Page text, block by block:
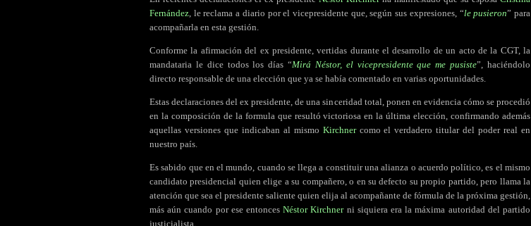
Fernández, le reclama a diario por el vicepresidente que, según sus expresiones, “le pusieron” para
acompañarla en esta gestión.
Conforme la afirmación del ex presidente, vertidas durante el desarrollo de un acto de la CGT, la
mandataria le dice todos los días “Mirá Néstor, el vicepresidente que me pusiste”, haciéndolo
directo responsable de una elección que ya se había comentado en varias oportunidades.
Estas declaraciones del ex presidente, de una sinceridad total, ponen en evidencia cómo se procedió
en la composición de la formula que resultó victoriosa en la última elección, confirmando además
aquellas versiones que indicaban al mismo Kirchnercomo el verdadero titular del poder real en
nuestro país.
Es sabido que en el mundo, cuando se llega a constituir una alianza o acuerdo político, es el mismo
candidato presidencial quien elige a su compañero, o en su defecto su propio partido, pero llama la
atención que sea el presidente saliente quien elija al acompañante de fórmula de la próxima gestión,
más aún cuando por ese entoncesNéstor Kirchnerni siquiera era la máxima autoridad del partido
justicialista.